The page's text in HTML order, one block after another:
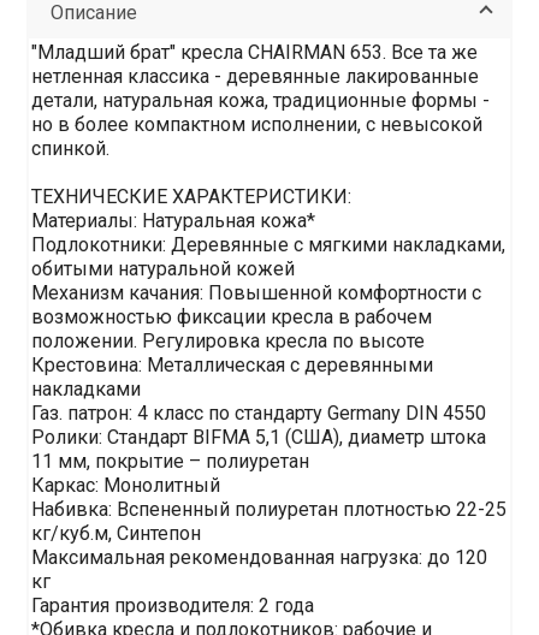
Описание
"Младший брат" кресла CHAIRMAN 653. Все та же
нетленная классика - деревянные лакированные
детали, натуральная кожа, традиционные формы -
но в более компактном исполнении, с невысокой
спинкой.
ТЕХНИЧЕСКИЕ ХАРАКТЕРИСТИКИ:
Материалы: Натуральная кожа*
Подлокотники: Деревянные с мягкими накладками,
обитыми натуральной кожей
Механизм качания: Повышенной комфортности с
возможностью фиксации кресла в рабочем
положении. Регулировка кресла по высоте
Крестовина: Металлическая с деревянными
накладками
Газ. патрон: 4 класс по стандарту Germany DIN 4550
Ролики: Стандарт BIFMA 5,1 (США), диаметр штока
11 мм, покрытие – полиуретан
Каркас: Монолитный
Набивка: Вспененный полиуретан плотностью 22-25
кг/куб.м, Синтепон
Максимальная рекомендованная нагрузка: до 120
кг
Гарантия производителя: 2 года
*Обивка кресла и подлокотников: рабочие и